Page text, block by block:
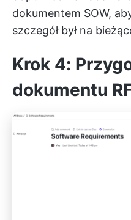
dokumentem SOW,
szczegół był na
Krok 4:
dokumentu